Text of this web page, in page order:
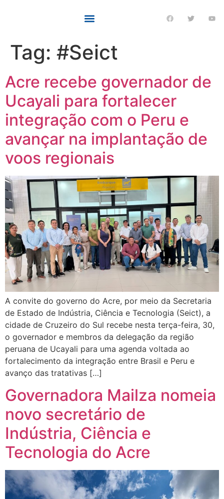
Tag: #Seict
Acre recebe governador de
Ucayali para fortalecer
integração com o Peru e
avançar na implantação de
voos regionais
A convite do governo do Acre, por meio da Secretaria
de Estado de Indústria, Ciência e Tecnologia (Seict), a
cidade de Cruzeiro do Sul recebe nesta terça-feira, 30,
o governador e membros da delegação da região
peruana de Ucayali para uma agenda voltada ao
fortalecimento da integração entre Brasil e Peru e
avanço das tratativas […]
Governadora Mailza nomeia
novo secretário de
Indústria, Ciência e
Tecnologia do Acre